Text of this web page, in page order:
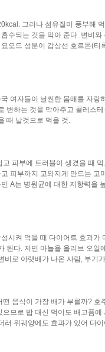
그러나 섬유질이 풍부해
수되는 것을 막아 준다. 변비
오드 성분이 갑상선 호르몬(티
여자들이 날씬한 몸매를 자랑
변하는 것을 막아주고 콜레스
때 날것으로 먹을 것.
피부에 트러블이 생겼을 때 먹
피부까지 고와지게 만드는 고
A는 병원균에 대한 저항력을
시켜 먹을 때 다이어트 효과가
된다. 저민 마늘을 올리브 오일
비로 아랫배가 나온 사람, 부기
음식이 가장 배가 부를까? 호
므로 밥 대신 먹어도 배고픔
러 위궤양에도 효과가 있어 다